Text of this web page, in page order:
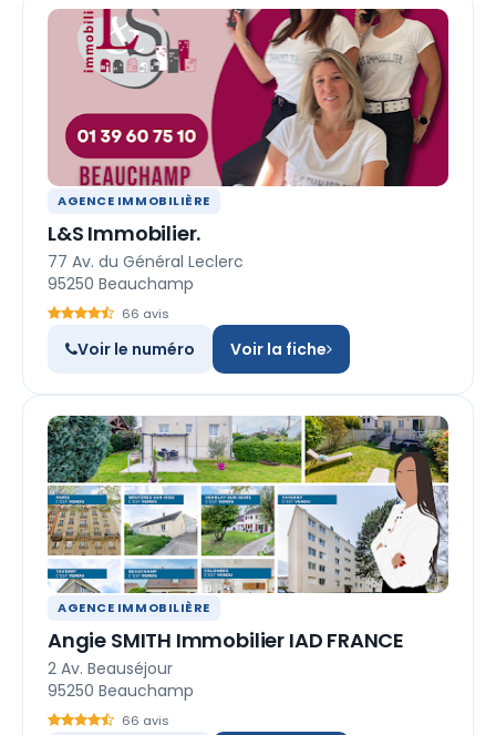
AGENCE IMMOBILIÈRE
L&S Immobilier.
77 Av. du Général Leclerc
95250 Beauchamp
66 avis
Voir le numéro Voir la fiche
AGENCE IMMOBILIÈRE
Angie SMITH Immobilier IAD FRANCE
2 Av. Beauséjour
95250 Beauchamp
66 avis